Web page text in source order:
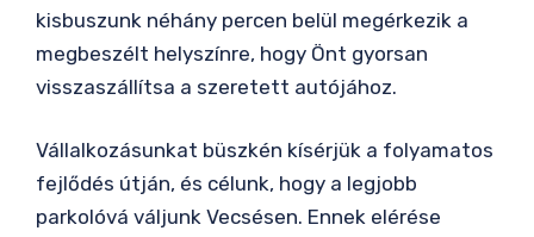
kisbuszunk néhány percen belül megérkezik a
megbeszélt helyszínre, hogy Önt gyorsan
visszaszállítsa a szeretett autójához.
Vállalkozásunkat büszkén kísérjük a folyamatos
fejlődés útján, és célunk, hogy a legjobb
parkolóvá váljunk Vecsésen. Ennek elérése